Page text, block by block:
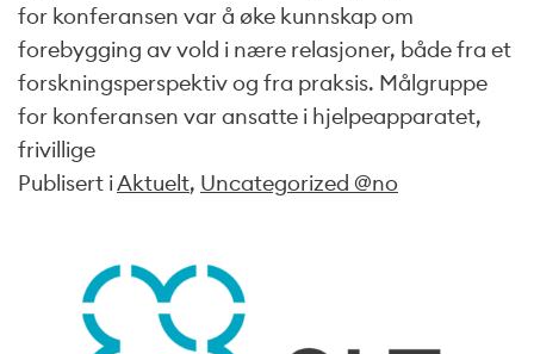
for konferansen var å øke kunnskap om
forebygging av vold i nære relasjoner, både fra et
forskningsperspektiv og fra praksis. Målgruppe
for konferansen var ansatte i hjelpeapparatet,
frivillige
Publisert iAktuelt, Uncategorized @no